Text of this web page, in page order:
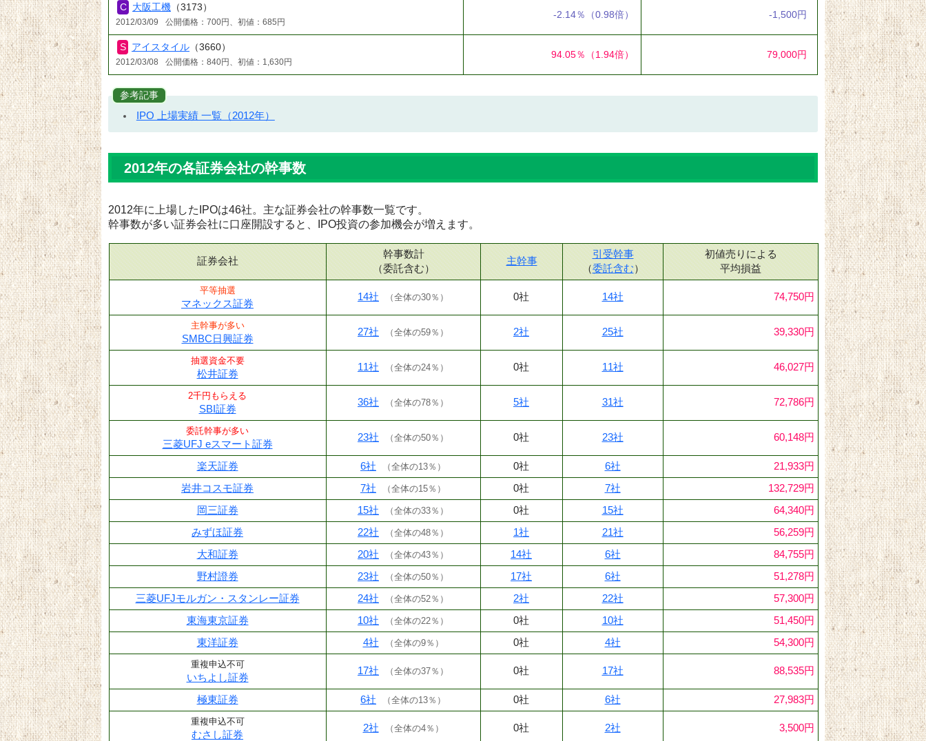
大阪工機 （3173）
2012/03/09 公開価格：700円、初値：685円
-2.14％ （0.98倍） -1,500円
アイスタイル （3660）
2012/03/08 公開価格：840円、初値：1,630円
94.05％ （1.94倍） 79,000円
参考記事
IPO 上場実績 一覧（2012年）
2012年の各証券会社の幹事数
2012年に上場したIPOは46社。主な証券会社の幹事数一覧です。
幹事数が多い証券会社に口座開設すると、IPO投資の参加機会が増えます。
証券会社
幹事数計
（委託含む）
主幹事
引受幹事
（委託含む）
初値売りによる
平均損益
平等抽選
マネックス証券
14社 （全体の30％ ） 0社 14社 74,750円
主幹事が多い
SMBC日興証券
27社 （全体の59％ ） 2社 25社 39,330円
抽選資金不要
松井証券
11社 （全体の24％ ） 0社 11社 46,027円
2千円もらえる
SBI証券
36社 （全体の78％ ） 5社 31社 72,786円
委託幹事が多い
三菱UFJ eスマート証券
23社 （全体の50％ ） 0社 23社 60,148円
楽天証券 6社 （全体の13％ ） 0社 6社
21,933円
岩井コスモ証券
7社 （全体の15％ ） 0社 7社
132,729円
岡三証券
15社 （全体の33％ ） 0社 15社
64,340円
みずほ証券
22社 （全体の48％ ） 1社 21社
56,259円
大和証券
20社 （全体の43％ ） 14社 6社
84,755円
野村證券
23社 （全体の50％ ） 17社 6社
51,278円
三菱UFJモルガン・スタンレー証券
24社 （全体の52％ ） 2社 22社
57,300円
東海東京証券
10社 （全体の22％ ） 0社 10社
51,450円
東洋証券
4社 （全体の9％ ） 0社 4社 54,300円
重複申込不可
いちよし証券
17社 （全体の37％ ） 0社 17社 88,535円
極東証券 6社 （全体の13％ ） 0社 6社 27,983円
重複申込不可
むさし証券
2社 （全体の4％ ） 0社 2社 3,500円